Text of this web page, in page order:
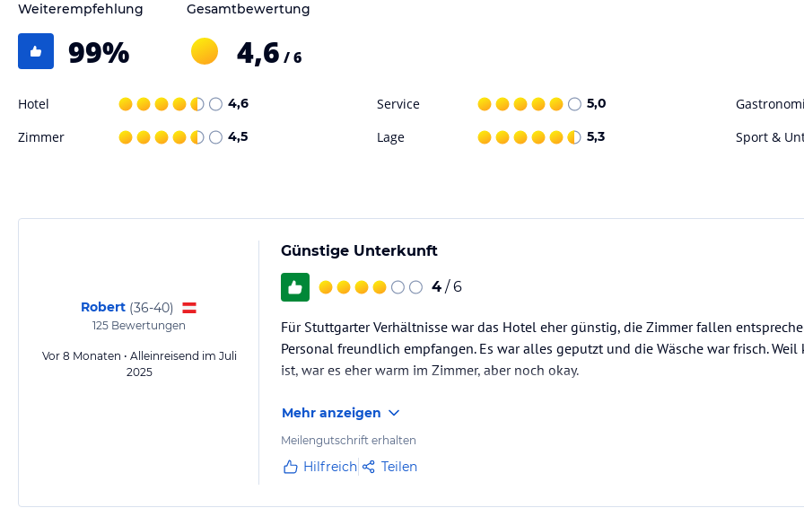
Das Hotel Find bietet kein spezielles Sport- und Freizeitangebot. Aber aufgrund der zentralen Lage des Hotels haben
Sie die Möglichkeit, die zahlreichen Attraktionen von Stuttgart zu entdecken. Besichtigen Sie das Stuttgarter Schloss,
erkunden Sie die Staatsgalerie oder machen Sie einen Spaziergang durch den Rosensteinpark. Die Möglichkeiten sind
verbindlichen
Angebotsdetailsdes jeweiligen Veranstalters.
Weiterempfehlung
99%
Gesamtbewertung
4,6 / 6
Hotel 4,6 Service 5,0
Zimmer 4,5 Lage 5,3 Sport &
Robert (36-40)
125 Bewertungen
Vor 8 Monaten • Alleinreisend im Juli
2025
Günstige Unterkunft
4 / 6
Für Stuttgarter Verhältnisse war das Hotel eher günstig, die Zimmer fallen
Personal freundlich empfangen. Es war alles geputzt und die Wäsche war frisch.
ist, war es eher warm im Zimmer, aber noch okay.
Mehr anzeigen
Meilengutschrift erhalten
Hilfreich Teilen